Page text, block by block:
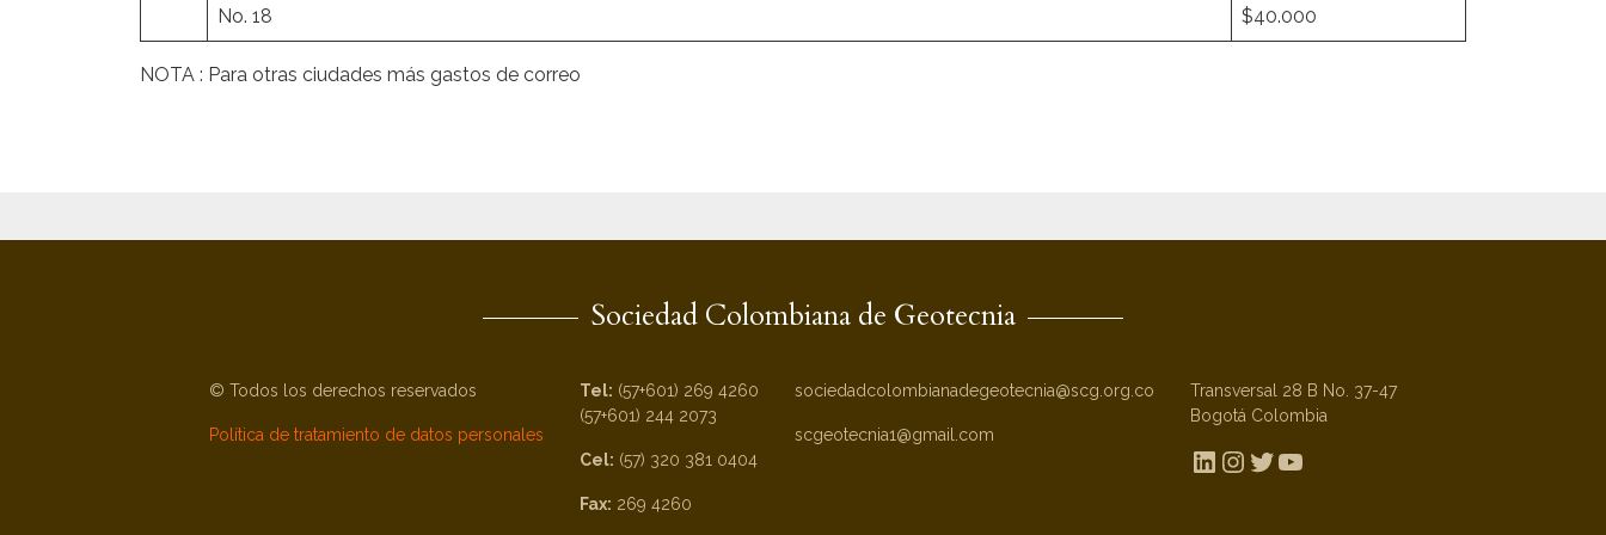
No. 18 $40.000
NOTA : Para otras ciudades más gastos de correo
Sociedad Colombiana de Geotecnia
© Todos los derechos reservados
Política de tratamiento de datos personales
Tel: (57+601) 269 4260
(57+601) 244 2073
Cel: (57) 320 381 0404
Fax: 269 4260
sociedadcolombianadegeotecnia@scg.org.co
scgeotecnia1@gmail.com
Transversal 28 B No. 37-47
Bogotá Colombia
LinkedIn
Instagram
Twitter
YouTube